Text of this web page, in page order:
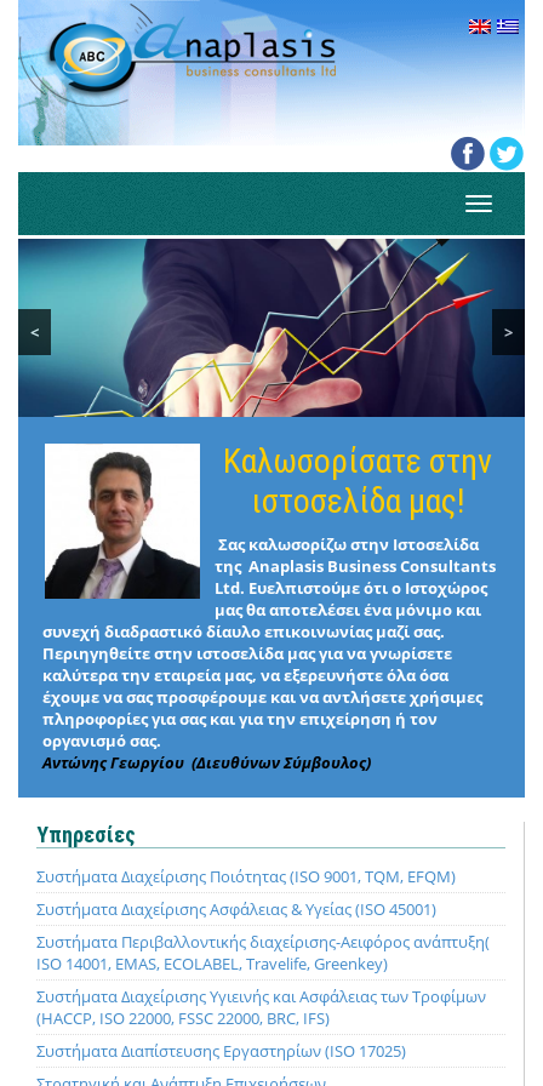
Toggle
< >
Καλωσορίσατε στην
ιστοσελίδα μας!
Σας καλωσορίζω στην Ιστοσελίδα
της Anaplasis Business Consultants
Ltd. Ευελπιστούμε ότι ο Ιστοχώρος
μας θα αποτελέσει ένα μόνιμο και
συνεχή διαδραστικό δίαυλο επικοινωνίας μαζί σας.
Περιηγηθείτε στην ιστοσελίδα μας για να γνωρίσετε
καλύτερα την εταιρεία μας, να εξερευνήστε όλα όσα
έχουμε να σας προσφέρουμε και να αντλήσετε χρήσιμες
πληροφορίες για σας και για την επιχείρηση ή τον
οργανισμό σας.
Αντώνης Γεωργίου (Διευθύνων Σύμβουλος)
Υπηρεσίες
Συστήματα Διαχείρισης Ποιότητας (ISO 9001, TQM, EFQM)
Συστήματα Διαχείρισης Ασφάλειας & Υγείας (ISO 45001)
Συστήματα Περιβαλλοντικής διαχείρισης-Αειφόρος ανάπτυξη(
ISO 14001, EMAS, ECOLABEL, Travelife, Greenkey)
Συστήματα Διαχείρισης Υγιεινής και Ασφάλειας των Τροφίμων
(HACCP, ISO 22000, FSSC 22000, BRC, IFS)
Συστήματα Διαπίστευσης Εργαστηρίων (ISO 17025)